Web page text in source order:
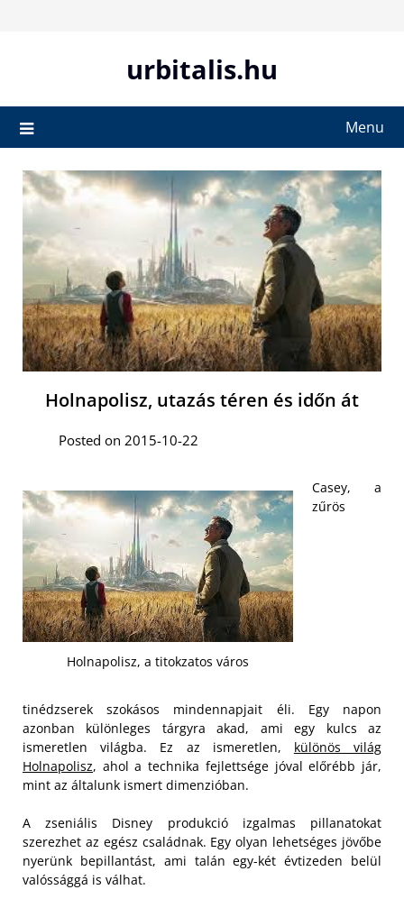
urbitalis.hu
Menu
Holnapolisz, utazás téren és időn át
Posted on 2015-10-22
Holnapolisz, a titokzatos város
Casey, a
zűrös
tinédzserek szokásos mindennapjait éli. Egy napon
azonban különleges tárgyra akad, ami egy kulcs az
ismeretlen világba. Ez az ismeretlen, különös világ
Holnapolisz, ahol a technika fejlettsége jóval előrébb jár,
mint az általunk ismert dimenzióban.
A zseniális Disney produkció izgalmas pillanatokat
szerezhet az egész családnak. Egy olyan lehetséges jövőbe
nyerünk bepillantást, ami talán egy-két évtizeden belül
valóssággá is válhat.